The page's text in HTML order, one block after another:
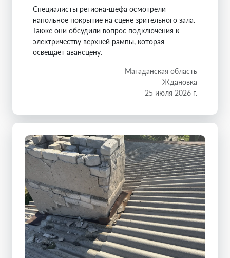
Специалисты региона-шефа осмотрели
напольное покрытие на сцене зрительного зала.
Также они обсудили вопрос подключения к
электричеству верхней рампы, которая
освещает авансцену.
Магаданская область
Ждановка
25 июля 2026 г.